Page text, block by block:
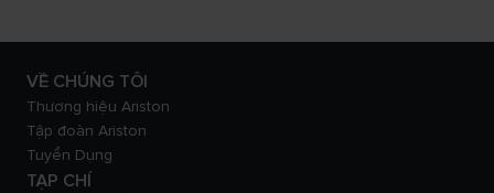
VỀ CHÚNG TÔI
Thương hiệu Ariston
Tập đoàn Ariston
Tuyển Dụng
TẠP CHÍ